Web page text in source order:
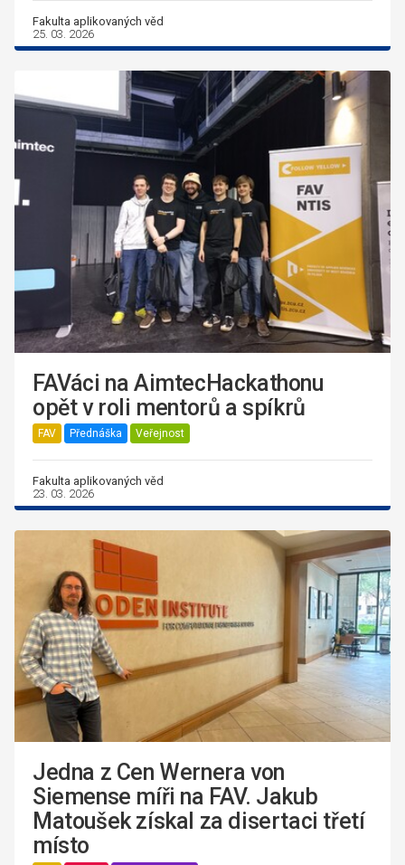
Fakulta aplikovaných věd
25. 03. 2026
FAVáci na AimtecHackathonu
opět v roli mentorů a spíkrů
FAV Přednáška Veřejnost
Fakulta aplikovaných věd
23. 03. 2026
Jedna z Cen Wernera von
Siemense míři na FAV. Jakub
Matoušek získal za disertaci třetí
místo